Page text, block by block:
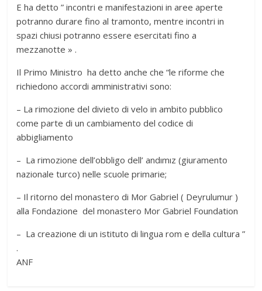
E ha detto ” incontri e manifestazioni in aree aperte
potranno durare fino al tramonto, mentre incontri in
spazi chiusi potranno essere esercitati fino a
mezzanotte » .
Il Primo Ministro ha detto anche che “le riforme che
richiedono accordi amministrativi sono:
– La rimozione del divieto di velo in ambito pubblico
come parte di un cambiamento del codice di
abbigliamento
– La rimozione dell’obbligo dell’ andımız (giuramento
nazionale turco) nelle scuole primarie;
– Il ritorno del monastero di Mor Gabriel ( Deyrulumur )
alla Fondazione del monastero Mor Gabriel Foundation
– La creazione di un istituto di lingua rom e della cultura ”
.
ANF